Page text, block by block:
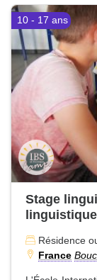
10 - 17 ans
Stage
Résidence
France